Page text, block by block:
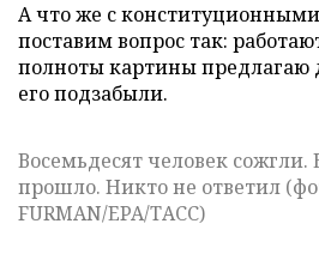
А что же с
поставим вопрос так:
полноты картины
его подзабыли.
Восемьдесят человек сожгли.
прошло. Никто не ответил
FURMAN/EPA/ТАСС)